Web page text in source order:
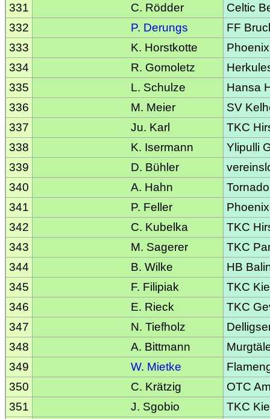
331
C. Rödder
Celtic
332
P. Derungs
FF
333
K. Horstkotte
334
R. Gomoletz
335
L. Schulze
Hansa
336
M. Meier
SV
337
Ju. Karl
TKC
338
K. Isermann
Ylipulli
339
D. Bühler
340
A. Hahn
341
P. Feller
342
C. Kubelka
TKC
343
M. Sagerer
TKC
344
B. Wilke
HB
345
F. Filipiak
TKC
346
E. Rieck
TKC
347
N. Tiefholz
348
A. Bittmann
349
W. Mietke
350
C. Krätzig
OTC
351
J. Sgobio
TKC